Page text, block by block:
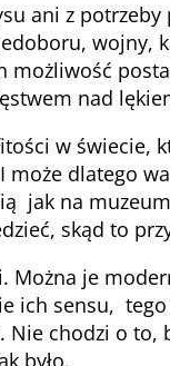
ani z
wojny,
możliwość
nad
w świecie,
dlatego
jak na
skąd to
Można je
ich sensu,
chodzi o to,